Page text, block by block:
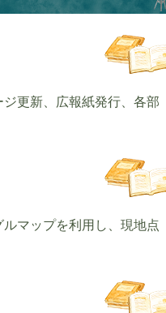
更新、広報紙発行、各部
マップを利用し、現地点